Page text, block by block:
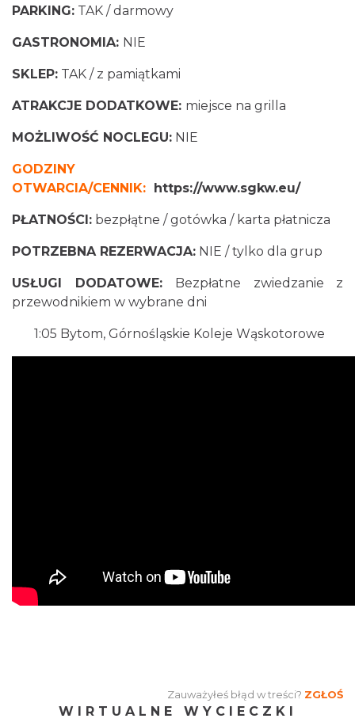
PARKING: TAK / darmowy
GASTRONOMIA: NIE
SKLEP: TAK / z pamiątkami
ATRAKCJE DODATKOWE: miejsce na grilla
MOŻLIWOŚĆ NOCLEGU: NIE
GODZINY
OTWARCIA/CENNIK:
https://www.sgkw.eu/
PŁATNOŚCI: bezpłątne / gotówka / karta płatnicza
POTRZEBNA REZERWACJA: NIE / tylko dla grup
USŁUGI DODATOWE:
Bezpłatne zwiedzanie z
przewodnikiem w wybrane dni
1:05 Bytom, Górnośląskie Koleje Wąskotorowe
Zauważyłeś błąd w treści? ZGŁOŚ
WIRTUALNE WYCIECZKI